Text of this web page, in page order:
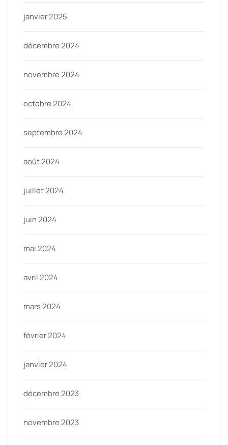
janvier 2025
décembre 2024
novembre 2024
octobre 2024
septembre 2024
août 2024
juillet 2024
juin 2024
mai 2024
avril 2024
mars 2024
février 2024
janvier 2024
décembre 2023
novembre 2023